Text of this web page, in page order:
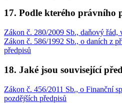
17. Podle kterého právního
Zákon č. 280/2009 Sb., daňový řád,
Zákon č. 586/1992 Sb., o daních z
předpisů
18. Jaké jsou související
Zákon č. 456/2011 Sb., o Finanční
pozdějších předpisů